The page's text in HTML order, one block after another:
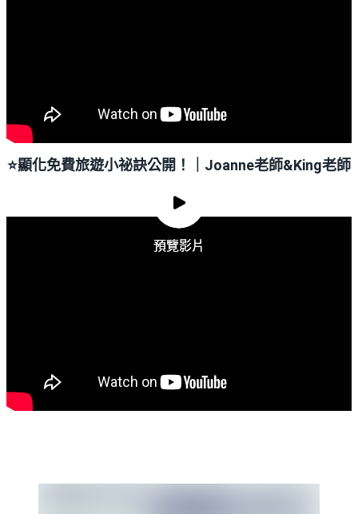
預覽影片
⭐️顯化免費旅遊小祕訣公開！｜Joanne老師&King老師
預覽影片